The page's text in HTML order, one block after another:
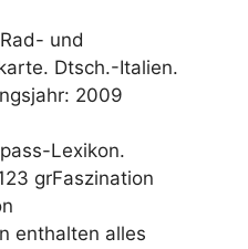
und
Dtsch.-Italien.
2009
Lexikon.
grFaszination
enthalten alles